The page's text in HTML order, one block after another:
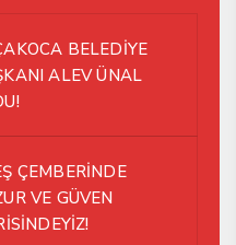
BELEDİYE
ALEV ÜNAL
ÇEMBERİNDE
VE GÜVEN